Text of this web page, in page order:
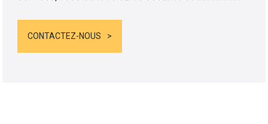
CONTACTEZ-NOUS